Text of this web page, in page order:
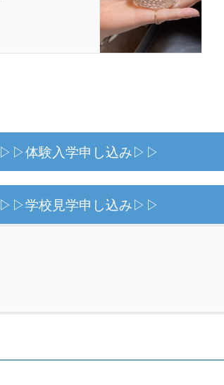
▷▷体験入学申し込み▷▷
▷▷学校見学申し込み▷▷